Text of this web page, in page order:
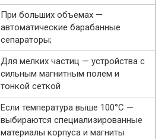
При больших объемах —
автоматические барабанные
сепараторы;
Для мелких частиц — устройства с
сильным магнитным полем и
тонкой сеткой
Если температура выше 100°С —
выбираются специализированные
материалы корпуса и магниты